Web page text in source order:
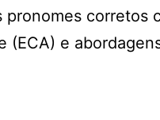
pronomes
(ECA) e